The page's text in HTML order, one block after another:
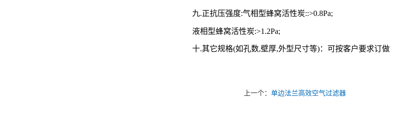
九.正抗压强度:气相型蜂窝活性炭::>0.8Pa;
液相型蜂窝活性炭:>1.2Pa;
十.其它规格(如孔数,壁厚,外型尺寸等)：可按客户要求订做
上一个：单边法兰高效空气过滤器